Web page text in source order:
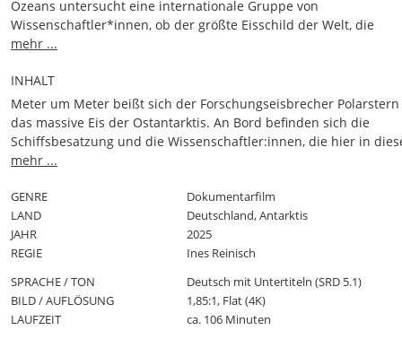
Ozeans untersucht eine internationale Gruppe von
Wissenschaftler*innen, ob der größte Eisschild der Welt, die
Ostantarktis, vom Abschmelzen bedroht ist. Die Folge wäre ein
wissenschaftlichen Arbeit liegt aber auch in der Erfahrung und
Fachwissen der Schiffsbesatzung der Polarstern. Ohne sie wäre
Forschung unter diesen extremen Bedingungen nicht möglich.
UND WASSER bietet einen persönlichen Einblick in das, was eine
Expedition wirklich bedeutet: ein hohes Maß an persönlichem
Verantwortung, die auf der Schiffscrew und der Wissenschaft
begleitete Polarstern-Expedition wurde ausgerichtet vom Alfred-
Wegener-Institut und dem GEOMAR.
mehr ...
INHALT
Meter um Meter beißt sich der Forschungseisbrecher
das massive Eis der Ostantarktis. An Bord befinden sich die
Schiffsbesatzung und die Wissenschaftler:innen, die hier in
schon fast unwirklichen Welt der Antarktis ihrer Arbeit
Zirkumpolarstroms. Denn sollte sich dieser aufgrund der
Erwärmung südwärts verlagern, bringt er warmes Wasser an
der Ostantarktis. Sollte die Ostantarktis komplett schmelzen,
globaler Meeresspiegelanstieg von bis zu 52 Metern die Folge.
Schlüssel der wissenschaftlichen Arbeit liegt aber auch in der
und dem Fachwissen der Schiffsbesatzung. Ohne sie wäre
unter diesen extremen Bedingungen nicht möglich.
mehr ...
GENRE
Dokumentarfilm
LAND
Deutschland, Antarktis
JAHR
2025
REGIE
Ines Reinisch
SPRACHE / TON
Deutsch mit Untertiteln (SRD 5.1)
BILD / AUFLÖSUNG
1,85:1, Flat (4K)
LAUFZEIT
ca. 106 Minuten